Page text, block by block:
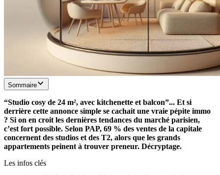
Sommaire
“Studio cosy de 24 m², avec kitchenette et balcon”... Et si
derrière cette annonce simple se cachait une vraie pépite immo
? Si on en croit les dernières tendances du marché parisien,
c’est fort possible. Selon PAP, 69 % des ventes de la capitale
concernent des studios et des T2, alors que les grands
appartements peinent à trouver preneur. Décryptage.
Les infos clés